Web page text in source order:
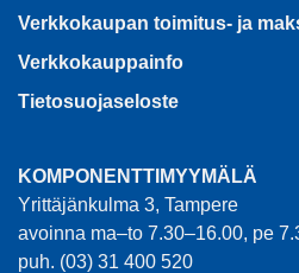
Verkkokaupan toimitus- ja
Verkkokauppainfo
Tietosuojaseloste
KOMPONENTTIMYYMÄLÄ
Yrittäjänkulma 3, Tampere
avoinna ma–to 7.30–16.00, pe
puh. (03) 31 400 520